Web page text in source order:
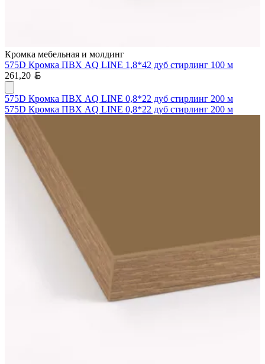
Кромка мебельная и молдинг
575D Кромка ПВХ AQ LINE 1,8*42 дуб стирлинг 100 м
261,20
575D Кромка ПВХ AQ LINE 0,8*22 дуб стирлинг 200 м
575D Кромка ПВХ AQ LINE 0,8*22 дуб стирлинг 200 м